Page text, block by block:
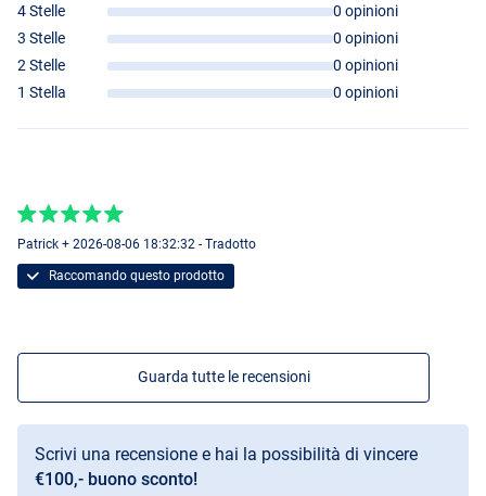
4 Stelle
0 opinioni
3 Stelle
0 opinioni
2 Stelle
0 opinioni
1 Stella
0 opinioni
Patrick + 2026-08-06 18:32:32 - Tradotto
Raccomando questo prodotto
Guarda tutte le recensioni
Scrivi una recensione e hai la possibilità di vincere
€100,- buono sconto!